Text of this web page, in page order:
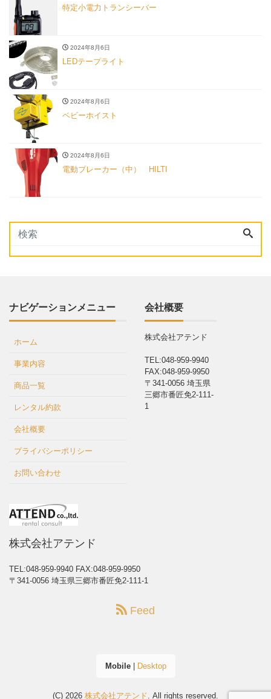
特定小電力トランシーバー
2024年8月6日
LEDテープライト
2024年8月6日
ベビーホイスト
2024年8月6日
電動ブレーカー（中） HILTI
ナビゲーションメニュー
ホーム
事業内容
商品一覧
レンタル約款
会社概要
プライバシーポリシー
お問い合わせ
会社概要
株式会社アテンド
TEL:048-959-9940
FAX:048-959-9950
〒341-0056 埼玉県
三郷市番匠免2-111-
1
株式会社アテンド
TEL:048-959-9940 FAX:048-959-9950
〒341-0056 埼玉県三郷市番匠免2-111-1
Feed
Mobile| Desktop
(C) 2026 株式会社アテンド . All rights reserved.